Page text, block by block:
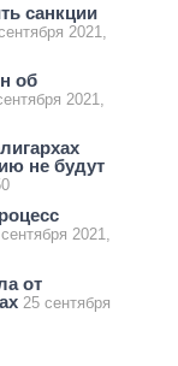
санкции
2021,
об
2021,
не будут
2021,
от
25 сентября